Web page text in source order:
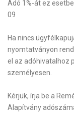
Adó 1%-át ez
09
Ha nincs
nyomtatványon
el az adóhivatalhoz
személyesen.
Kérjük, írja be a
Alapítvány